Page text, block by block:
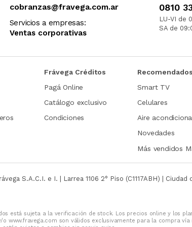
experiencia de compra. ¡No dudes en
cobranzas@fravega.com.ar
Servicios a empresas:
Ventas corporativas
0810
LU-VI de
SA de
Frávega Créditos
Pagá Online
Catálogo exclusivo
Condiciones
Recomendados
Smart TV
Celulares
Aire
Novedades
Más vendidos
S.A.C.I. e I. | Larrea 1106 2° Piso (C1117ABH) | Ciudad
está sujeta a la verificación de stock. Los precios online y los
www.fravega.com son válidos exclusivamente para la compra vía